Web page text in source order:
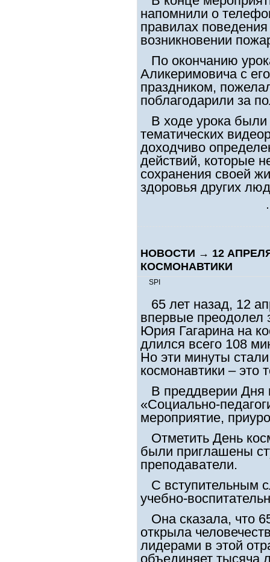
напомнили о
правилах
возникновении
По окончанию
Аликеримовича с
праздником,
поблагодарили за
В ходе урока были
тематических
доходчиво
действий, которые
сохранения своей
здоровья других
НОВОСТИ → 12
КОСМОНАВТИКИ
SPI
65 лет назад, 12
впервые преодолел
Юрия Гагарина на
длился всего 108
Но эти минуты
космонавтики – это
В преддверии Дня
«Социально-
мероприятие,
Отметить День
были приглашены
преподаватели.
С вступительным
учебно-
Она сказала, что
открыла
лидерами в этой
объединяет тысяча